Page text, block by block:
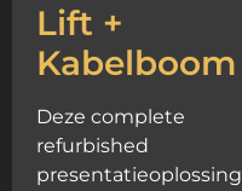
Lift +
Kabelboom
Deze complete
refurbished
presentatieoplossing